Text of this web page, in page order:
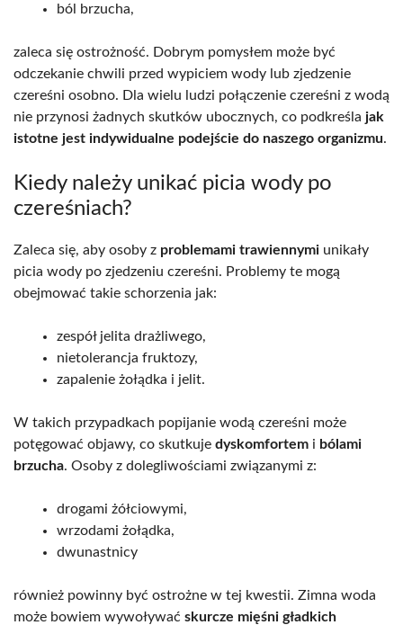
ból brzucha,
zaleca się ostrożność. Dobrym pomysłem może być
odczekanie chwili przed wypiciem wody lub zjedzenie
czereśni osobno. Dla wielu ludzi połączenie czereśni z wodą
nie przynosi żadnych skutków ubocznych, co podkreśla jak
istotne jest indywidualne podejście do naszego organizmu.
Kiedy należy unikać picia wody po
czereśniach?
Zaleca się, aby osoby z problemami trawiennymi unikały
picia wody po zjedzeniu czereśni. Problemy te mogą
obejmować takie schorzenia jak:
zespół jelita drażliwego,
nietolerancja fruktozy,
zapalenie żołądka i jelit.
W takich przypadkach popijanie wodą czereśni może
potęgować objawy, co skutkuje dyskomfortem i bólami
brzucha. Osoby z dolegliwościami związanymi z:
drogami żółciowymi,
wrzodami żołądka,
dwunastnicy
również powinny być ostrożne w tej kwestii. Zimna woda
może bowiem wywoływać skurcze mięśni gładkich